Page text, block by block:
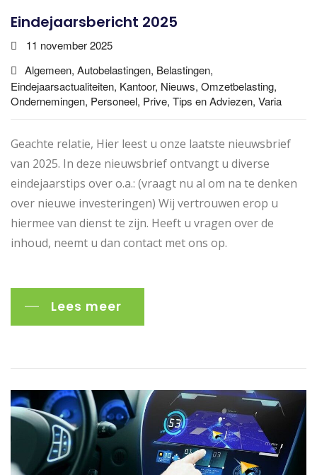
Eindejaarsbericht 2025
11 november 2025
Algemeen, Autobelastingen, Belastingen,
Eindejaarsactualiteiten, Kantoor, Nieuws, Omzetbelasting,
Ondernemingen, Personeel, Prive, Tips en Adviezen, Varia
Geachte relatie, Hier leest u onze laatste nieuwsbrief
van 2025. In deze nieuwsbrief ontvangt u diverse
eindejaarstips over o.a.: (vraagt nu al om na te denken
over nieuwe investeringen) Wij vertrouwen erop u
hiermee van dienst te zijn. Heeft u vragen over de
inhoud, neemt u dan contact met ons op.
Lees meer